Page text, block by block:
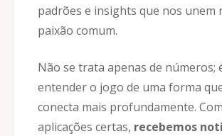
padrões e insights que nos unem
paixão comum.
Não se trata apenas de números;
entender o jogo de uma forma
conecta mais profundamente.
aplicações certas, recebemos